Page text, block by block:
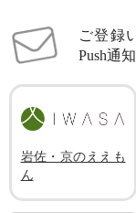
ご登録
Push通
岩佐・京のええも
ん